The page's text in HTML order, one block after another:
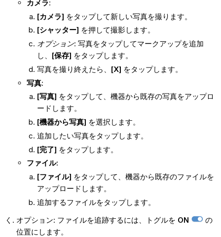
カメラ:
[カメラ] をタップして新しい写真を撮ります。
[シャッター] を押して撮影します。
オプション: 写真をタップしてマークアップを追加
し、 [保存] をタップします。
写真を撮り終えたら、 [X] をタップします。
写真:
[写真] をタップして、機器から既存の写真をアップロ
ードします。
[機器から写真] を選択します。
追加したい写真をタップします。
[完了] をタップします。
ファイル:
[ファイル] をタップして、機器から既存のファイルを
アップロードします。
追加するファイルをタップします。
オプション: ファイルを追跡するには、トグルを ON
の
位置にします。